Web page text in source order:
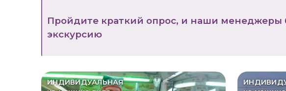
Пройдите краткий опрос, и наши менеджеры
экскурсию
ИНДИВИДУАЛЬНАЯ